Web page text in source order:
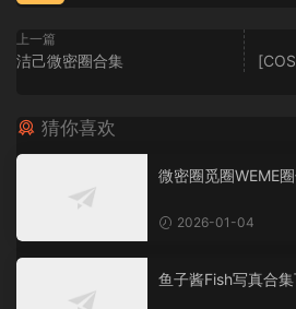
上一篇
洁己微密圈合集
猜你喜欢
微密圈觅圈WEME
2026-01-04
鱼子酱Fish写真合